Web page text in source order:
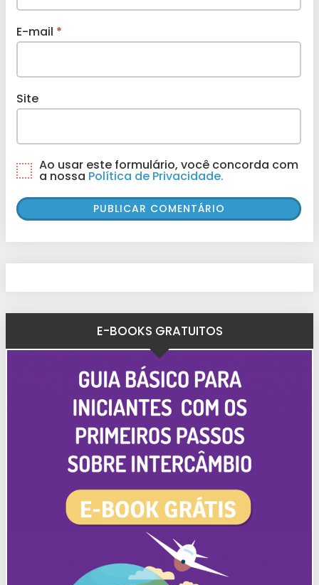
E-mail *
Site
Ao usar este formulário, você concorda com
a nossa Política de Privacidade.
E-BOOKS GRATUITOS